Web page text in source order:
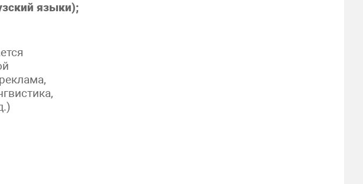
языки);